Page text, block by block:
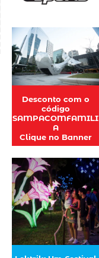
Desconto com o
código
SAMPACOMFAMILI
A
Clique no Banner